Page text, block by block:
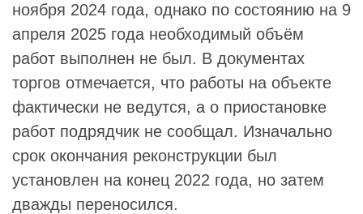
ноября 2024 года, однако по состоянию на 9
апреля 2025 года необходимый объём
работ выполнен не был. В документах
торгов отмечается, что работы на объекте
фактически не ведутся, а о приостановке
работ подрядчик не сообщал. Изначально
срок окончания реконструкции был
установлен на конец 2022 года, но затем
дважды переносился.